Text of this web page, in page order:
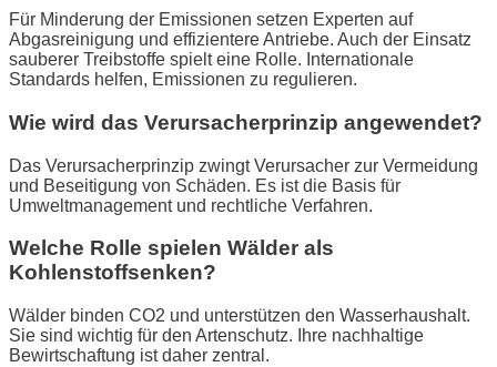
Für Minderung der Emissionen setzen Experten auf
Abgasreinigung und effizientere Antriebe. Auch der Einsatz
sauberer Treibstoffe spielt eine Rolle. Internationale
Standards helfen, Emissionen zu regulieren.
Wie wird das Verursacherprinzip angewendet?
Das Verursacherprinzip zwingt Verursacher zur Vermeidung
und Beseitigung von Schäden. Es ist die Basis für
Umweltmanagement und rechtliche Verfahren.
Welche Rolle spielen Wälder als
Kohlenstoffsenken?
Wälder binden CO2 und unterstützen den Wasserhaushalt.
Sie sind wichtig für den Artenschutz. Ihre nachhaltige
Bewirtschaftung ist daher zentral.